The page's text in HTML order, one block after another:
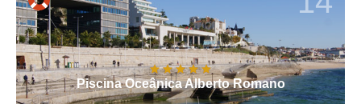
Piscina Oceânica Alberto Romano